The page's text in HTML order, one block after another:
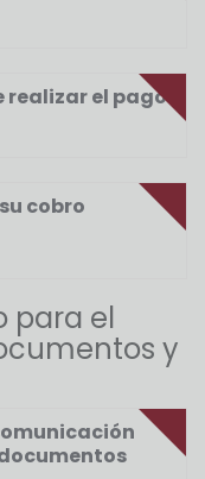
realizar el pago
cobro
para el
y